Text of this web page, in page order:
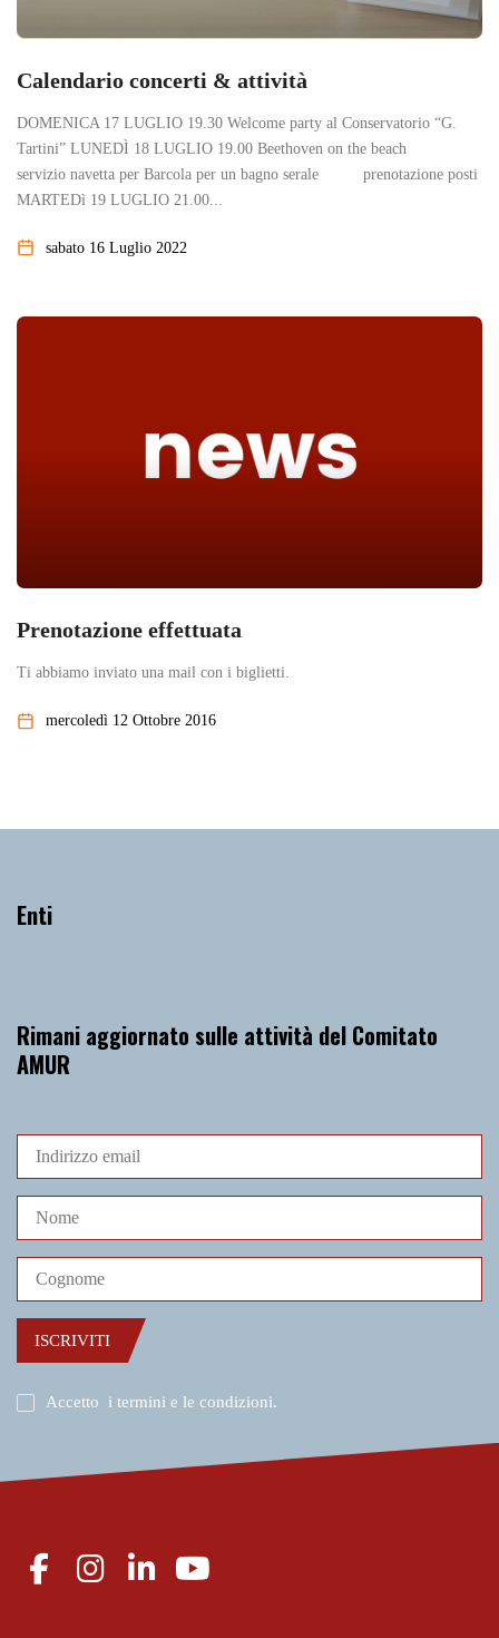
Calendario concerti & attività
DOMENICA 17 LUGLIO 19.30 Welcome party al Conservatorio “G.
Tartini” LUNEDÌ 18 LUGLIO 19.00 Beethoven on the beach
servizio navetta per Barcola per un bagno serale prenotazione posti
MARTEDì 19 LUGLIO 21.00...
sabato 16 Luglio 2022
Prenotazione effettuata
Ti abbiamo inviato una mail con i biglietti.
mercoledì 12 Ottobre 2016
Enti
Rimani aggiornato sulle attività del Comitato
AMUR
ISCRIVITI
Accetto i termini e le condizioni.